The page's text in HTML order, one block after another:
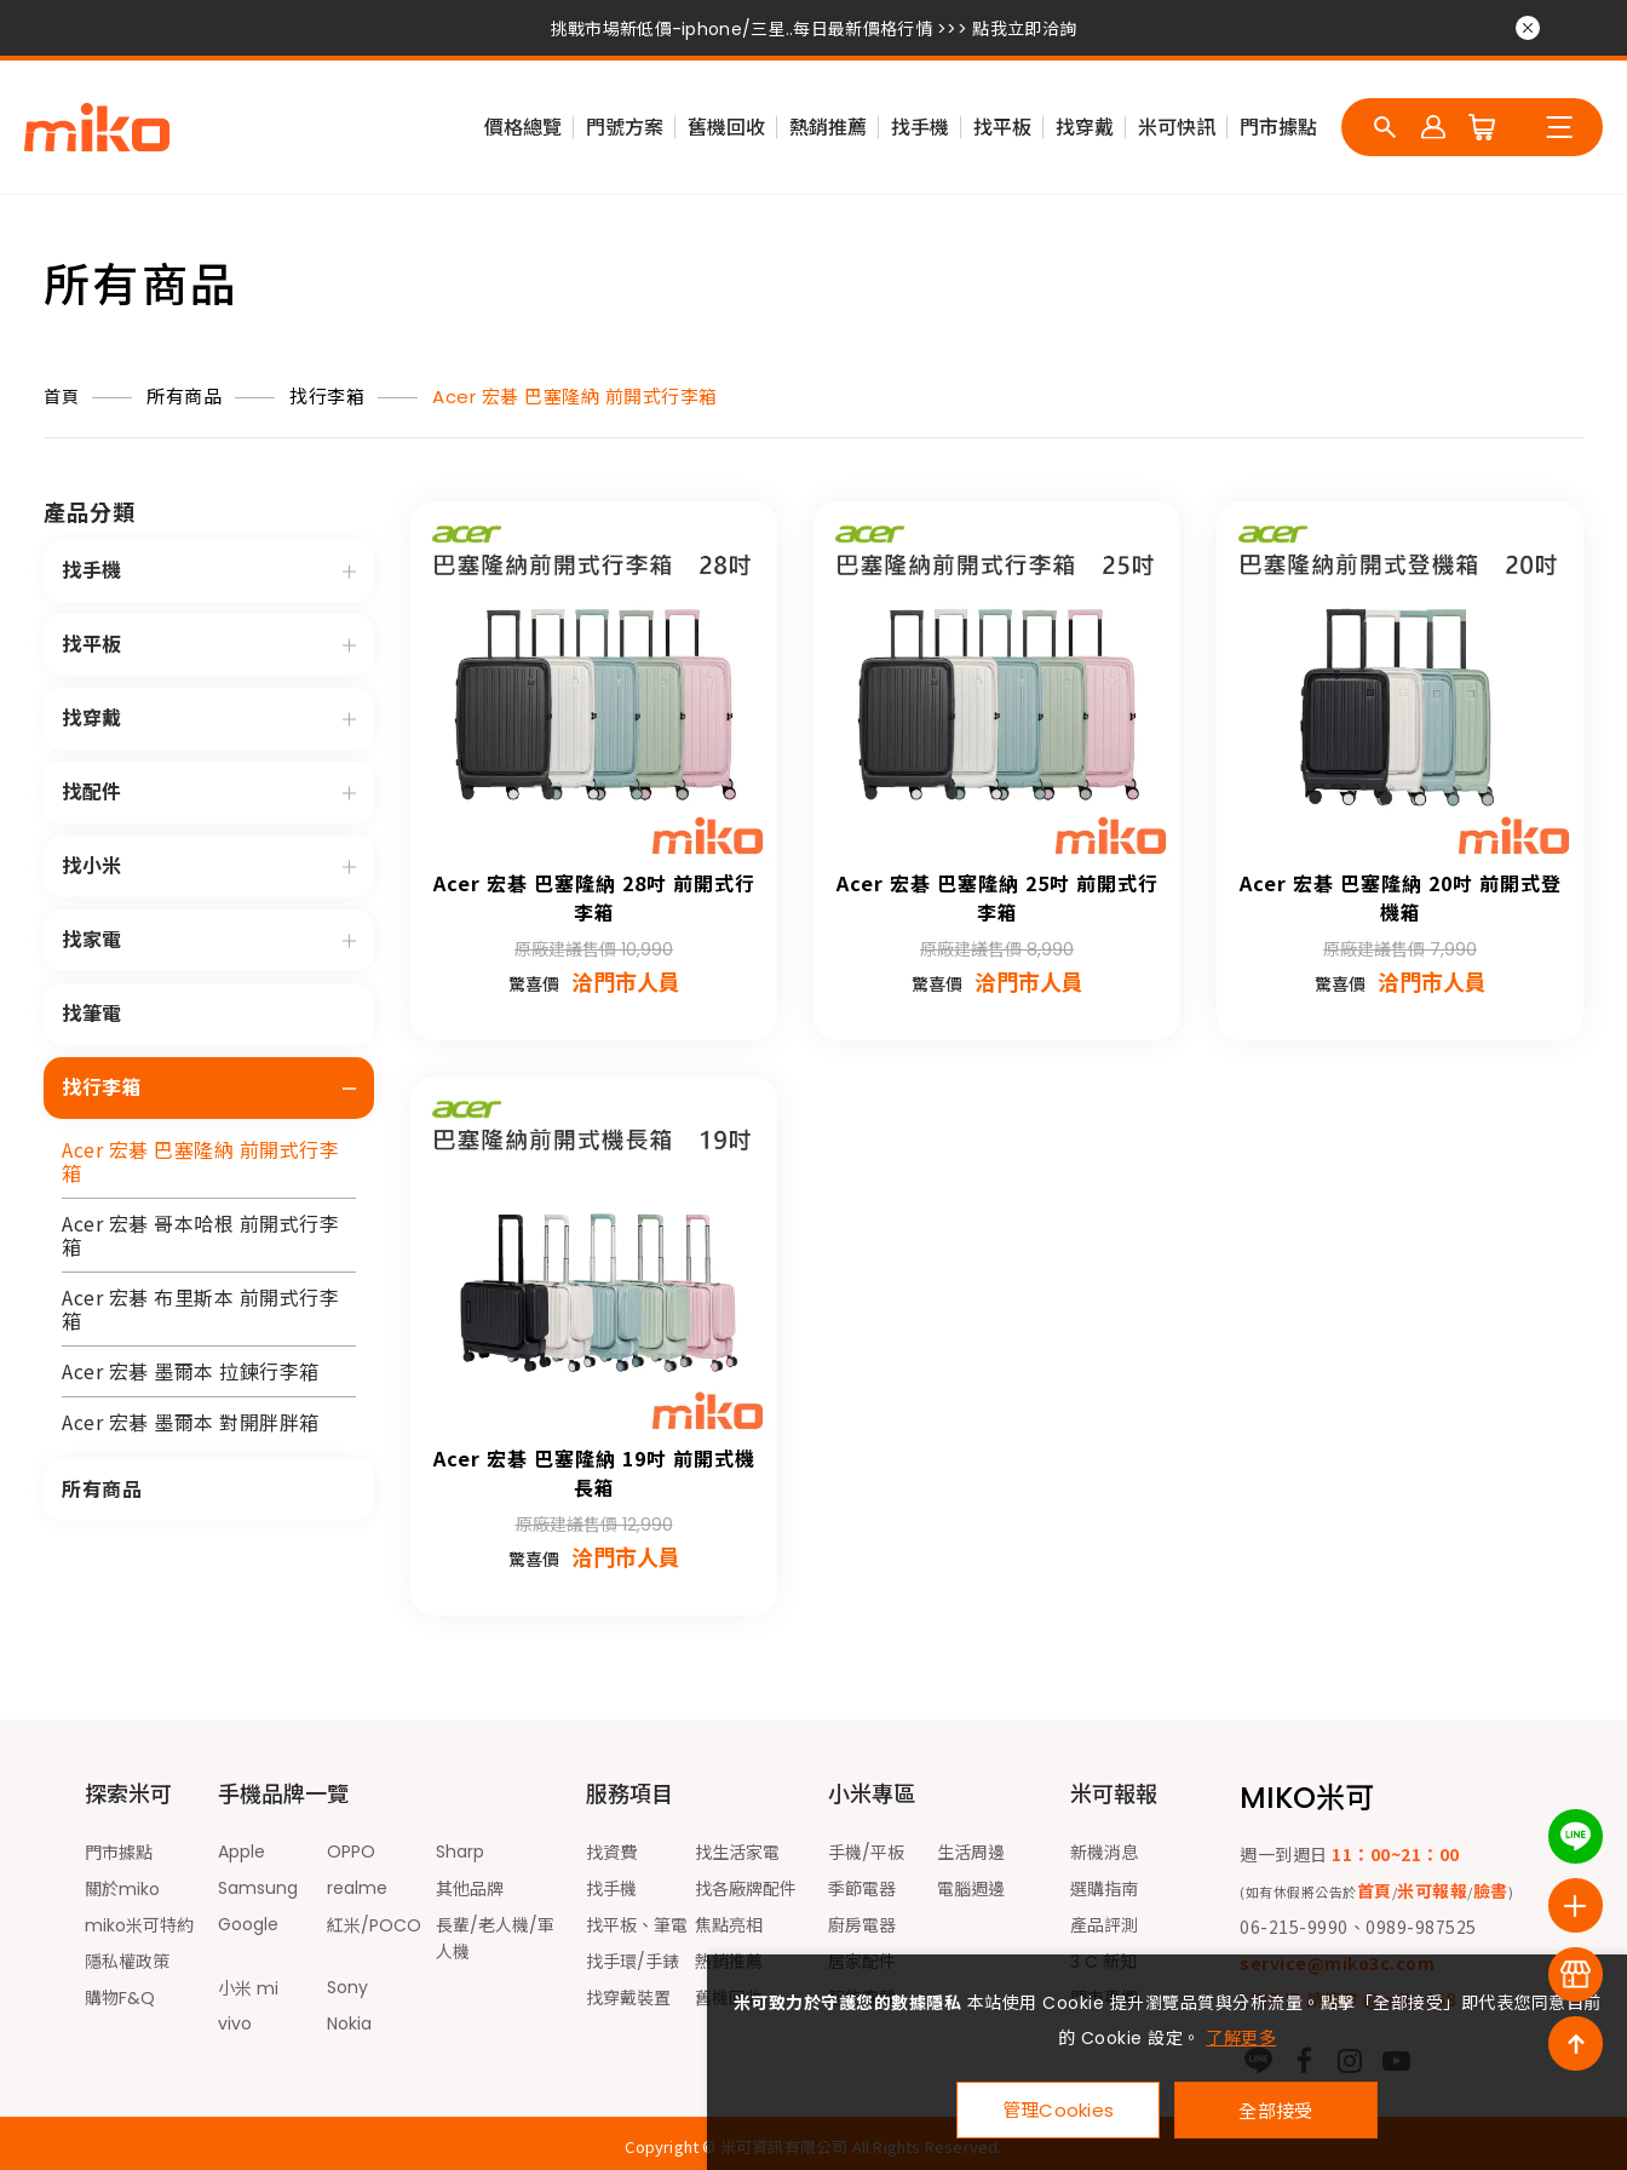
挑戰市場新低價-iphone/三星..每日最新價格行情 >>> 點我立即洽詢
挑戰市場新低價-iphone/三星..每日最新價格行情 >>> 點我立即洽詢
價格總覽 門號方案 舊機回收 熱銷推薦 找手機 找平板 找穿戴 米可快訊 門市據點
所有商品
首頁 所有商品 找行李箱 Acer 宏碁 巴塞隆納 前開式行李箱
產品分類
找手機
找平板
找穿戴
找配件
找小米
找家電
找筆電
找行李箱
Acer 宏碁 巴塞隆納 前開式行李
箱
Acer 宏碁 哥本哈根 前開式行李
箱
Acer 宏碁 布里斯本 前開式行李
箱
Acer 宏碁 墨爾本 拉鍊行李箱
Acer 宏碁 墨爾本 對開胖胖箱
所有商品
Acer 宏碁 巴塞隆納 28吋 前開式行
李箱
原廠建議售價 10,990
驚喜價 洽門市人員
Acer 宏碁 巴塞隆納 25吋 前開式行
李箱
原廠建議售價 8,990
驚喜價 洽門市人員
Acer 宏碁 巴塞隆納 20吋 前開式登
機箱
原廠建議售價 7,990
驚喜價 洽門市人員
Acer 宏碁 巴塞隆納 19吋 前開式機
長箱
原廠建議售價 12,990
驚喜價 洽門市人員
探索米可
門市據點
關於miko
miko米可特約
隱私權政策
購物F&Q
手機品牌一覽
Apple
Samsung
Google
小米 mi
vivo
OPPO
realme
紅米/POCO
Sony
Nokia
Sharp
其他品牌
長輩/老人機/軍
人機
服務項目
找資費
找手機
找平板、筆電
找手環/手錶
找穿戴裝置
找生活家電
找各廠牌配件
焦點亮相
熱銷推薦
舊機回收
小米專區
手機/平板
季節電器
廚房電器
居家配件
智能穿戴
生活周邊
電腦週邊
米可報報
新機消息
選購指南
產品評測
3 C 新知
門市專欄
MIKO米可
週一到週日 11：00~21：00
(如有休假將公告於首頁/米可報報/臉書)
06-215-9990、0989-987525
service@miko3c.com
LINE ID 請搜尋 @miko168
Copyright © 米可資訊有限公司 All Rights Reserved.
米可致力於守護您的數據隱私 本站使用 Cookie 提升瀏覽品質與分析流量。點擊「全部接受」即代表您同意目前
的 Cookie 設定。 了解更多
管理Cookies 全部接受